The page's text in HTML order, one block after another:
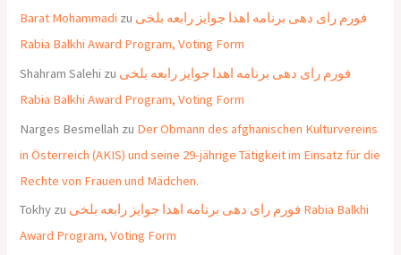
Barat Mohammadi zu فورم رای دهی برنامه اهدا جوایز رابعه بلخی
Rabia Balkhi Award Program, Voting Form
Shahram Salehi zu فورم رای دهی برنامه اهدا جوایز رابعه بلخی
Rabia Balkhi Award Program, Voting Form
Narges Besmellah zu Der Obmann des afghanischen Kulturvereins
in Österreich (AKIS) und seine 29-jährige Tätigkeit im Einsatz für die
Rechte von Frauen und Mädchen.
Tokhy zu فورم رای دهی برنامه اهدا جوایز رابعه بلخی Rabia Balkhi
Award Program, Voting Form